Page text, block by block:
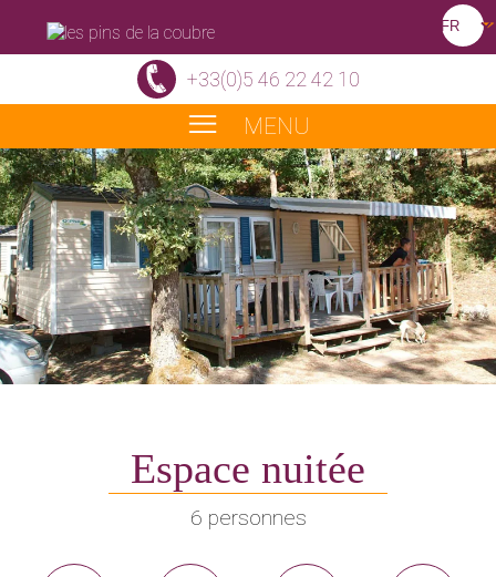
+33(0)5 46 22 42 10
MENU
Espace nuitée
6 personnes